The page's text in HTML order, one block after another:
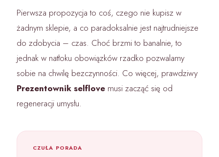
Pierwsza propozycja to coś, czego nie kupisz w
żadnym sklepie, a co paradoksalnie jest najtrudniejsze
do zdobycia – czas. Choć brzmi to banalnie, to
jednak w natłoku obowiązków rzadko pozwalamy
sobie na chwilę bezczynności. Co więcej, prawdziwy
Prezentownik selflove musi zacząć się od
regeneracji umysłu.
CZUŁA PORADA